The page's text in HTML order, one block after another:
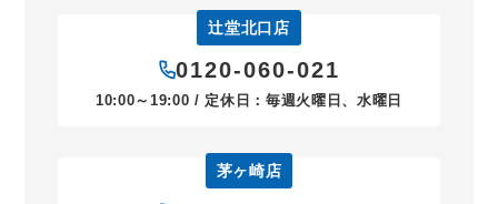
辻堂北口店
0120-060-021
10:00～19:00 / 定休日：毎週火曜日、水曜日
茅ヶ崎店